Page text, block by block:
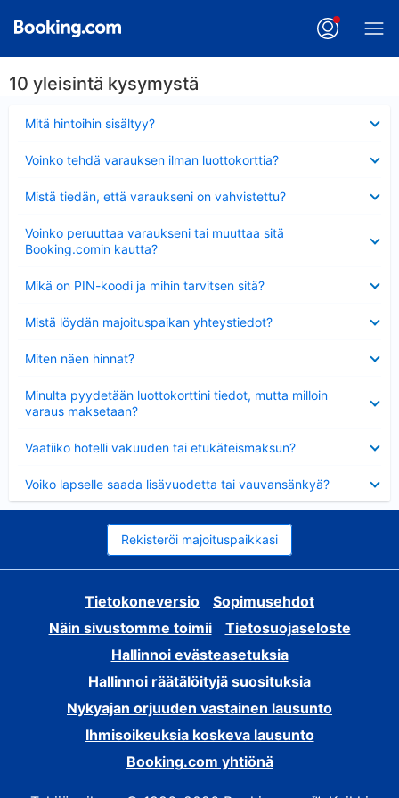
10 yleisintä kysymystä
Mitä hintoihin sisältyy?
Voinko tehdä varauksen ilman luottokorttia?
Mistä tiedän, että varaukseni on vahvistettu?
Voinko peruuttaa varaukseni tai muuttaa sitä
Booking.comin kautta?
Mikä on PIN-koodi ja mihin tarvitsen sitä?
Mistä löydän majoituspaikan yhteystiedot?
Miten näen hinnat?
Minulta pyydetään luottokorttini tiedot, mutta milloin
varaus maksetaan?
Vaatiiko hotelli vakuuden tai etukäteismaksun?
Voiko lapselle saada lisävuodetta tai vauvansänkyä?
Rekisteröi majoituspaikkasi
Tietokoneversio
Sopimusehdot
Näin sivustomme toimii
Tietosuojaseloste
Hallinnoi evästeasetuksia
Hallinnoi räätälöityjä suosituksia
Nykyajan orjuuden vastainen lausunto
Ihmisoikeuksia koskeva lausunto
Booking.com yhtiönä